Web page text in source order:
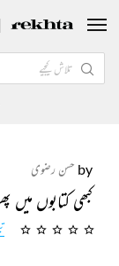
by حسن رضوی
کبھی کتابوں میں